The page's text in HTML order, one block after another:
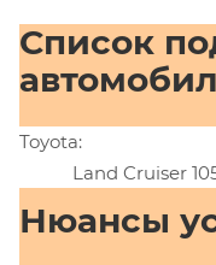
Список
Toyota:
Land Cruiser 105
Нюансы